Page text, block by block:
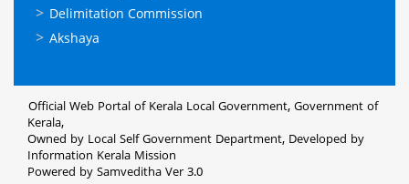
Delimitation Commission
Akshaya
Official Web Portal of Kerala Local Government, Government of
Kerala,
Owned by Local Self Government Department, Developed by
Information Kerala Mission
Powered by Samveditha Ver 3.0